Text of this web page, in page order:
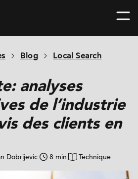
Blog Local Search
analyses
de l’industrie
des clients en
Dobrijevic 8 min Technique